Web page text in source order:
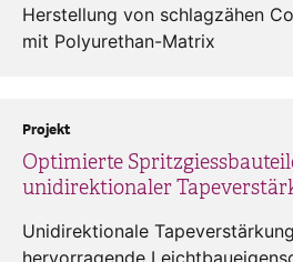
Herstellung von schlagzähen
mit Polyurethan-Matrix
Optimierte
unidirektionaler
Projekt
Unidirektionale
hervorragende